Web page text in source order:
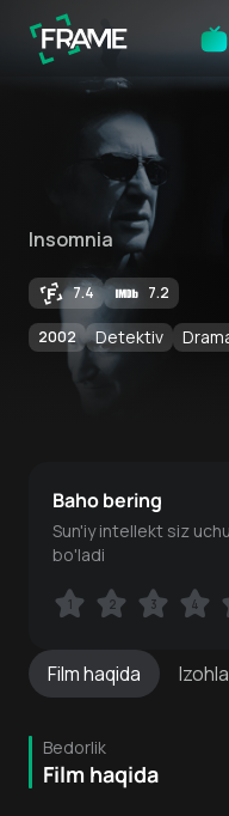
Insomnia
7.4 7.2
2002 Detektiv
Filmhaqida
Bedorlik
Film haqida
Baho bering
Sun'iy intellekt siz
bo'ladi
1 2 3 4
1 2 3 4